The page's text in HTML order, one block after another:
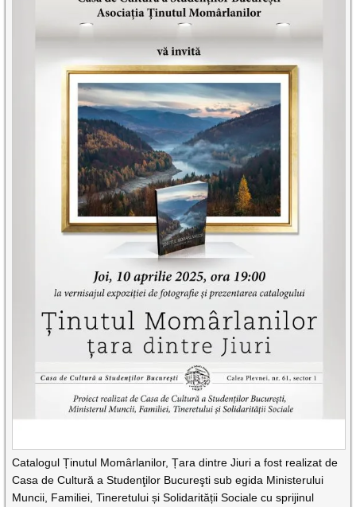
Catalogul Ținutul Momârlanilor, Țara dintre Jiuri a fost realizat de
Casa de Cultură a Studenţilor Bucureşti sub egida Ministerului
Muncii, Familiei, Tineretului și Solidarității Sociale cu sprijinul